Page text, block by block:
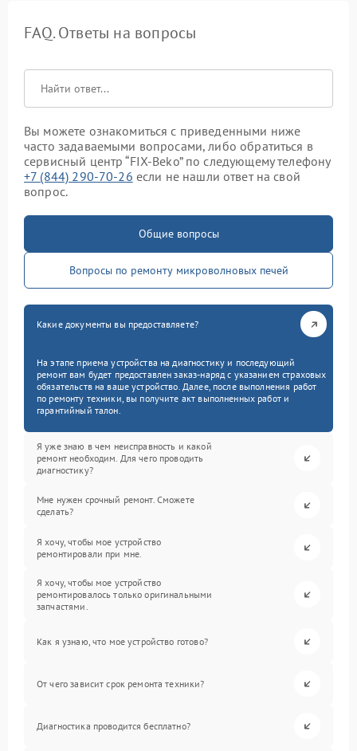
FAQ. Ответы на вопросы
Вы можете ознакомиться с приведенными ниже
часто задаваемыми вопросами, либо обратиться в
сервисный центр “FIX-Beko” по следующему телефону
+7 (844) 290-70-26 если не нашли ответ на свой
вопрос.
Общие вопросы
Вопросы по ремонту микроволновых печей
Какие документы вы предоставляете?
На этапе приема устройства на диагностику и последующий
ремонт вам будет предоставлен заказ-наряд с указанием страховых
обязательств на ваше устройство. Далее, после выполнения работ
по ремонту техники, вы получите акт выполненных работ и
гарантийный талон.
Я уже знаю в чем неисправность и какой
ремонт необходим. Для чего проводить
диагностику?
Мне нужен срочный ремонт. Сможете
сделать?
Я хочу, чтобы мое устройство
ремонтировали при мне.
Я хочу, чтобы мое устройство
ремонтировалось только оригинальными
запчастями.
Как я узнаю, что мое устройство готово?
От чего зависит срок ремонта техники?
Диагностика проводится бесплатно?